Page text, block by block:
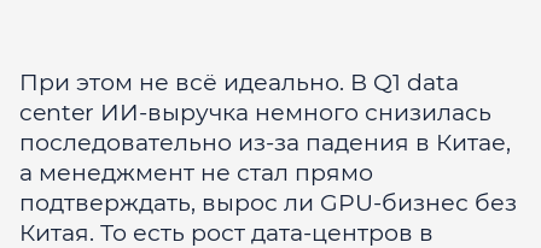
При этом не всё идеально. В Q1 data
center ИИ-выручка немного снизилась
последовательно из-за падения в Китае,
а менеджмент не стал прямо
подтверждать, вырос ли GPU-бизнес без
Китая. То есть рост дата-центров в